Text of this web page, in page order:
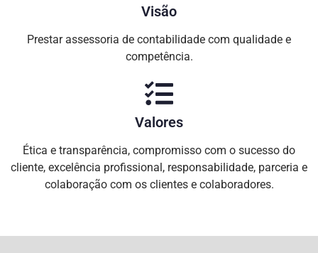
Visão
Prestar assessoria de contabilidade com qualidade e
competência.
Valores
Ética e transparência, compromisso com o sucesso do
cliente, excelência profissional, responsabilidade, parceria e
colaboração com os clientes e colaboradores.